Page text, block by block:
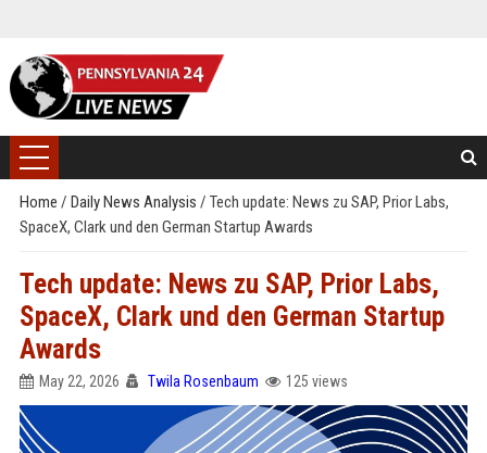
Home / Daily News Analysis / Tech update: News zu SAP, Prior Labs,
SpaceX, Clark und den German Startup Awards
Tech update: News zu SAP, Prior Labs,
SpaceX, Clark und den German Startup
Awards
May 22, 2026 Twila Rosenbaum 125 views